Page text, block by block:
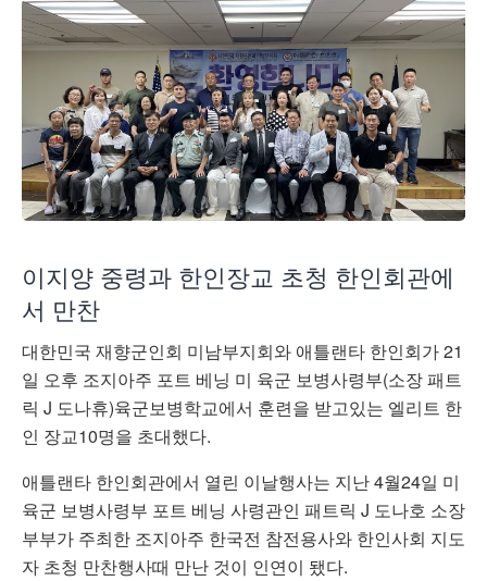
이지양 중령과 한인장교 초청 한인회관에
서 만찬
대한민국 재향군인회 미남부지회와 애틀랜타 한인회가 21
일 오후 조지아주 포트 베닝 미 육군 보병사령부(소장 패트
릭 J 도나휴)육군보병학교에서 훈련을 받고있는 엘리트 한
인 장교10명을 초대했다.
애틀랜타 한인회관에서 열린 이날행사는 지난 4월24일 미
육군 보병사령부 포트 베닝 사령관인 패트릭 J 도나호 소장
부부가 주최한 조지아주 한국전 참전용사와 한인사회 지도
자 초청 만찬행사때 만난 것이 인연이 됐다.